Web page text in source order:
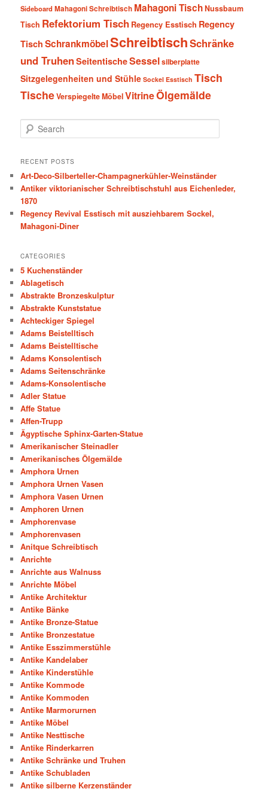
SideboardMahagoni Schreibtisch Mahagoni TischNussbaum
Tisch Refektorium Tisch Regency Esstisch Regency
Tisch SchrankmöbelSchreibtischSchränke
und TruhenSeitentischeSesselsilberplatte
Sitzgelegenheiten und Stühle Sockel Esstisch Tisch
TischeVerspiegelte MöbelVitrineÖlgemälde
e
r
h
RECENT POSTS
Art-Deco-Silberteller-Champagnerkühler-Weinständer
Antiker viktorianischer Schreibtischstuhl aus Eichenleder,
1870
Regency Revival Esstisch mit ausziehbarem Sockel,
Mahagoni-Diner
CATEGORIES
5 Kuchenständer
Ablagetisch
Abstrakte Bronzeskulptur
Abstrakte Kunststatue
Achteckiger Spiegel
Adams Beistelltisch
Adams Beistelltische
Adams Konsolentisch
Adams Seitenschränke
Adams-Konsolentische
Adler Statue
Affe Statue
Affen-Trupp
Ägyptische Sphinx-Garten-Statue
Amerikanischer Steinadler
Amerikanisches Ölgemälde
Amphora Urnen
Amphora Urnen Vasen
Amphora Vasen Urnen
Amphoren Urnen
Amphorenvase
Amphorenvasen
Anitque Schreibtisch
Anrichte
Anrichte aus Walnuss
Anrichte Möbel
Antike Architektur
Antike Bänke
Antike Bronze-Statue
Antike Bronzestatue
Antike Esszimmerstühle
Antike Kandelaber
Antike Kinderstühle
Antike Kommode
Antike Kommoden
Antike Marmorurnen
Antike Möbel
Antike Nesttische
Antike Rinderkarren
Antike Schränke und Truhen
Antike Schubladen
Antike silberne Kerzenständer